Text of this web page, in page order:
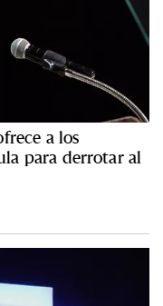
a los
para derrotar al